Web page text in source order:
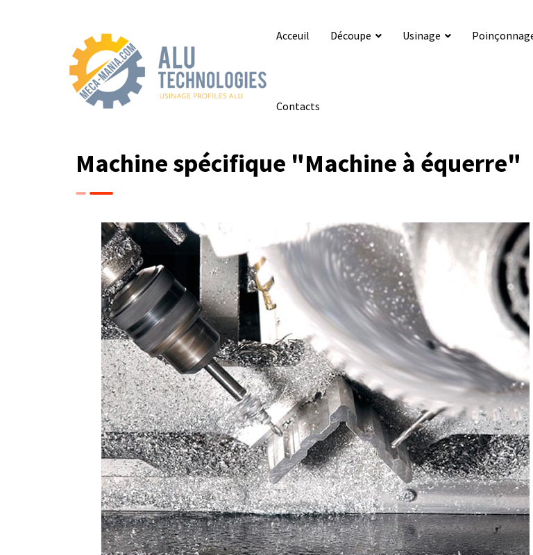
Acceuil Découpe Usinage
Contacts
Machine spécifique "Machine à équerre"